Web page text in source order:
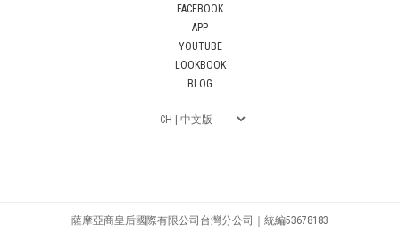
FACEBOOK
APP
YOUTUBE
LOOKBOOK
BLOG
薩摩亞商皇后國際有限公司台灣分公司｜統編53678183